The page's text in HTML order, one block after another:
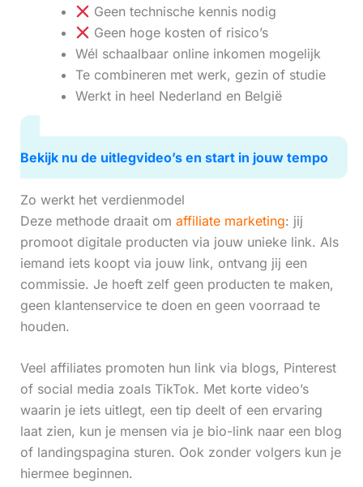
Geen technische kennis nodig
Geen hoge kosten of risico’s
Wél schaalbaar online inkomen mogelijk
Te combineren met werk, gezin of studie
Werkt in heel Nederland en België
Bekijk nu de uitlegvideo’s en start in jouw tempo
Zo werkt het verdienmodel
Deze methode draait om affiliate marketing: jij
promoot digitale producten via jouw unieke link. Als
iemand iets koopt via jouw link, ontvang jij een
commissie. Je hoeft zelf geen producten te maken,
geen klantenservice te doen en geen voorraad te
houden.
Veel affiliates promoten hun link via blogs, Pinterest
of social media zoals TikTok. Met korte video’s
waarin je iets uitlegt, een tip deelt of een ervaring
laat zien, kun je mensen via je bio-link naar een blog
of landingspagina sturen. Ook zonder volgers kun je
hiermee beginnen.